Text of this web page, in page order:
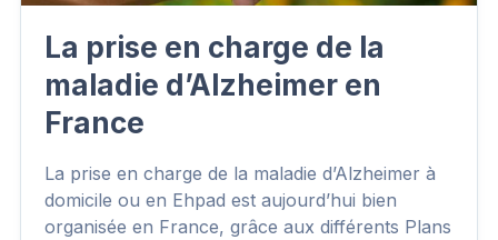
La prise en charge de la
maladie d’Alzheimer en
France
La prise en charge de la maladie d’Alzheimer à
domicile ou en Ehpad est aujourd’hui bien
organisée en France, grâce aux différents Plans